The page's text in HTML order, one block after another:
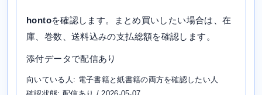
hontoを確認します。まとめ買いしたい場合は、在
庫、巻数、送料込みの支払総額を確認します。
添付データで配信あり
向いている人: 電子書籍と紙書籍の両方を確認したい人